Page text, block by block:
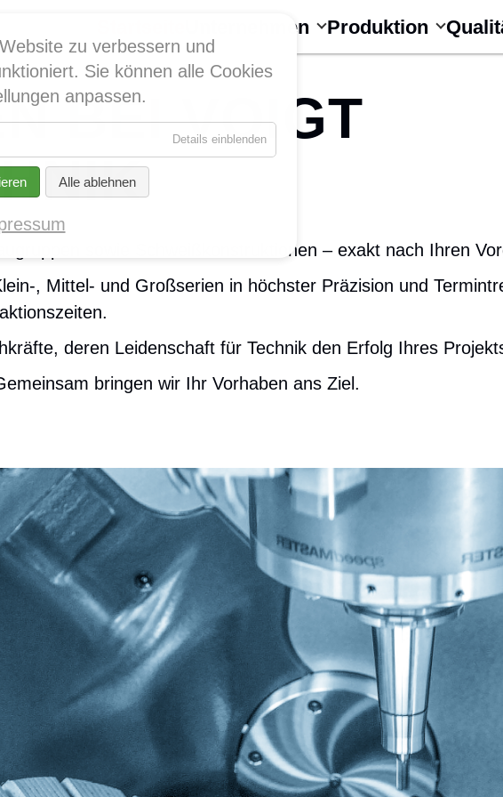
zu verbessern und
Sie können alle Cookies
anpassen.
Details einblendenfür
Alle ablehnen
Unternehmen Produktion
BEI VOIGT
sowie Schweißkonstruktionen – exakt nach Ihren
, Mittel- und Großserien in höchster Präzision und
deren Leidenschaft für Technik den Erfolg Ihres
bringen wir Ihr Vorhaben ans Ziel.